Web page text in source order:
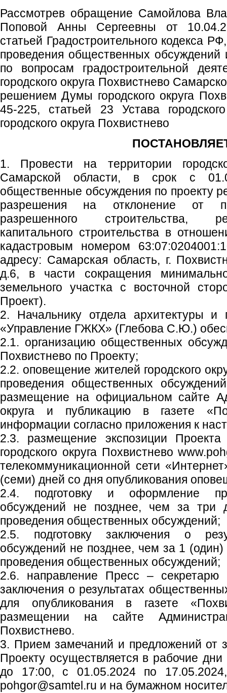
Рассмотрев обращение Самойлова
Поповой Анны Сергеевны от
статьей Градостроительного кодекса
проведения общественных
по вопросам градостроительной
городского округа Похвистнево
решением Думы городского округа
45-225, статьей 23 Устава
городского округа Похвистнево
1. Провести на территории
Самарской области, в срок с
общественные обсуждения по проекту
разрешения на отклонение от
разрешенного строительства,
капитального строительства в
кадастровым номером
адресу: Самарская область, г.
д.6, в части сокращения
земельного участка с восточной
Проект).
2. Начальнику отдела архитектуры и
«Управление ГЖКХ» (Глебова С.Ю.)
2.1. организацию общественных
Похвистнево по Проекту;
2.2. оповещение жителей городского
проведения общественных
размещение на официальном сайте
округа и публикацию в газете
информации согласно приложения к
2.3. размещение экспозиции
городского округа Похвистнево
телекоммуникационной сети
(семи) дней со дня опубликования
2.4. подготовку и оформление
обсуждений не позднее, чем за три
проведения общественных обсуждений;
2.5. подготовку заключения о
обсуждений не позднее, чем за 1
проведения общественных обсуждений;
2.6. направление Пресс – секретарю
заключения о результатах
для опубликования в газете
размещении на сайте
Похвистнево.
3. Прием замечаний и предложений от
Проекту осуществляется в рабочие
до 17:00, с 01.05.2024 по
pohgor@samtel.ru и на бумажном